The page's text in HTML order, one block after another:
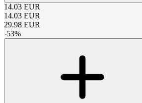
14.03 EUR
14.03 EUR
29.98 EUR
-53%